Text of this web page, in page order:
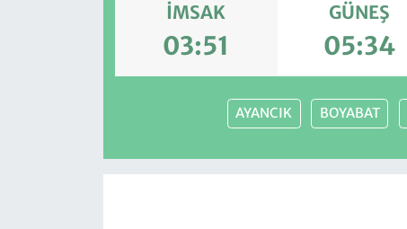
İMSAK
03:51
GÜNEŞ
05:34
AYANCIK BOYABAT